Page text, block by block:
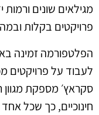
מגילאים שונים
פרויקטים בקלות
הפלטפורמה זמינה
לעבוד על פרויקטים
סקראץ׳ מספקת
חינוכיים, כך שכל